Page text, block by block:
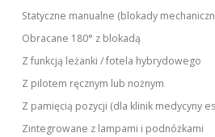
Statyczne manualne (blokady
Obracane 180° z blokadą
Z funkcją leżanki / fotela hybrydowego
Z pilotem ręcznym lub nożnym
Z pamięcią pozycji (dla klinik medycyny
Zintegrowane z lampami i podnóżkami